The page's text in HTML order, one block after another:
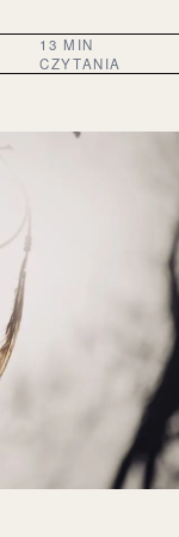
13 MIN
CZYTANIA